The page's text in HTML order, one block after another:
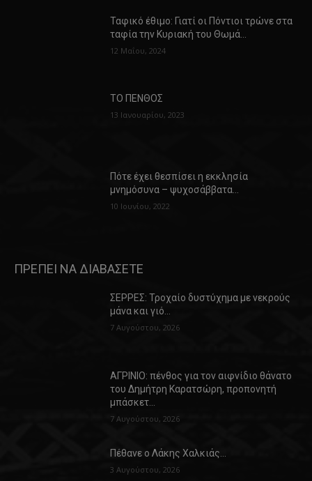
Ταφικό έθιμο: Γιατί οι Πόντιοι τρώνε στα
ταφία την Κυριακή του Θωμά…
12 Μαΐου, 2024
ΤΟ ΠΕΝΘΟΣ
13 Ιανουαρίου, 2023
Πότε έχει θεσπίσει η εκκλησία
μνημόσυνα – ψυχοσάββατα…
10 Ιουνίου, 2022
ΠΡΕΠΕΙ ΝΑ ΔΙΑΒΑΣΕΤΕ
ΣΕΡΡΕΣ: Τροχαίο δυστύχημα με νεκρούς
μάνα και γιό…
7 Αυγούστου, 2026
ΑΓΡΙΝΙΟ: πένθος για τον αιφνίδιο θάνατο
του Δημήτρη Καρατσώρη, προπονητή
μπάσκετ…
7 Αυγούστου, 2026
Πέθανε ο Λάκης Χαλκιάς…
3 Αυγούστου, 2026